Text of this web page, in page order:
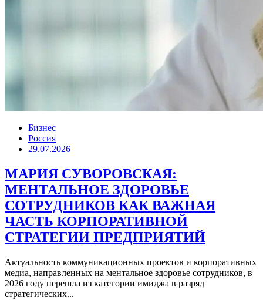
Бизнес
Россия
29.07.2026
МАРИЯ СУВОРОВСКАЯ:
МЕНТАЛЬНОЕ ЗДОРОВЬЕ
СОТРУДНИКОВ КАК ВАЖНАЯ
ЧАСТЬ КОРПОРАТИВНОЙ
СТРАТЕГИИ ПРЕДПРИЯТИЙ
Актуальность коммуникационных проектов и корпоративных
медиа, направленных на ментальное здоровье сотрудников, в
2026 году перешла из категории имиджа в разряд
стратегических...